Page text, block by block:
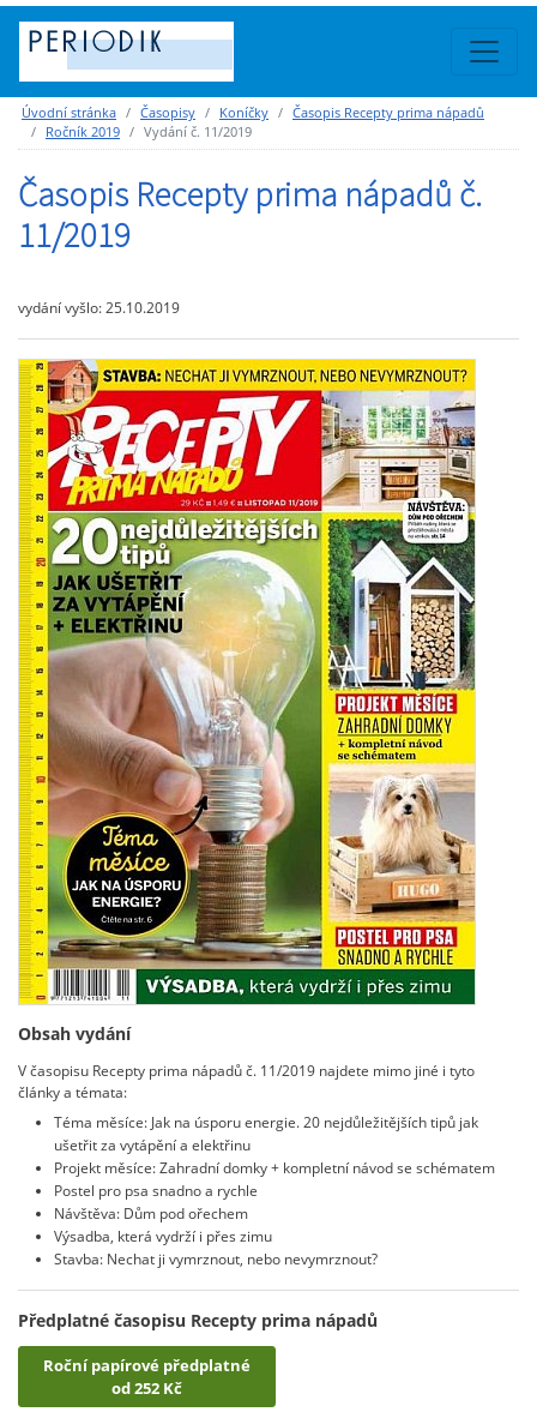
Úvodní stránka Časopisy Koníčky
Časopis Recepty prima nápadů
Ročník 2019
Vydání č. 11/2019
Časopis Recepty prima nápadů č.
11/2019
vydání vyšlo: 25.10.2019
Obsah vydání
V časopisu Recepty prima nápadů č. 11/2019 najdete mimo jiné i tyto
články a témata:
Téma měsíce: Jak na úsporu energie. 20 nejdůležitějších tipů jak
ušetřit za vytápění a elektřinu
Projekt měsíce: Zahradní domky + kompletní návod se schématem
Postel pro psa snadno a rychle
Návštěva: Dům pod ořechem
Výsadba, která vydrží i přes zimu
Stavba: Nechat ji vymrznout, nebo nevymrznout?
Předplatné časopisu Recepty prima nápadů
Roční papírové předplatné
od 252 Kč